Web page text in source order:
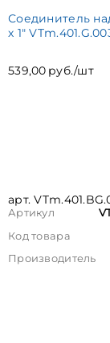
Соединитель
х 1"
539,00 руб./шт
арт.
Артикул
Код товара
Производитель